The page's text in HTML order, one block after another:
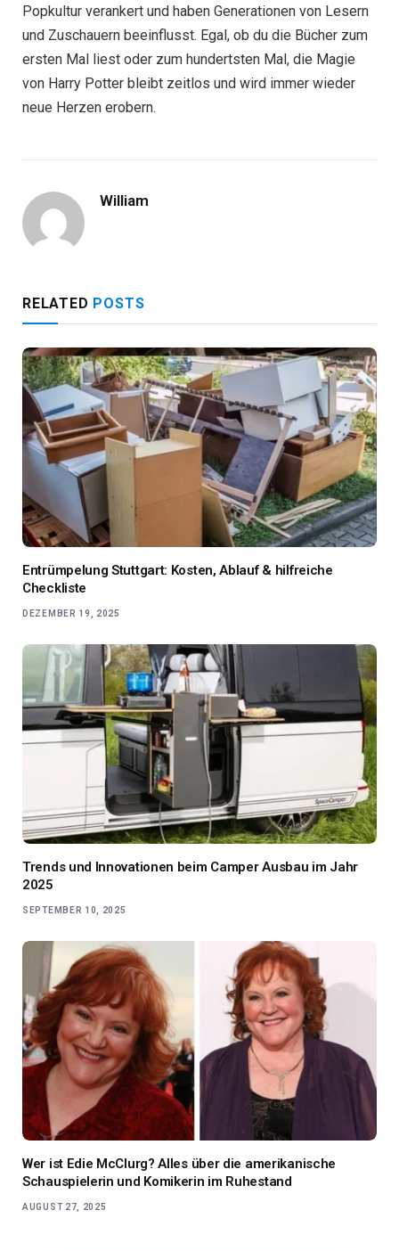
Popkultur verankert und haben Generationen von Lesern
und Zuschauern beeinflusst. Egal, ob du die Bücher zum
ersten Mal liest oder zum hundertsten Mal, die Magie
von Harry Potter bleibt zeitlos und wird immer wieder
neue Herzen erobern.
William
RELATED POSTS
Entrümpelung Stuttgart: Kosten, Ablauf & hilfreiche
Checkliste
DEZEMBER 19, 2025
Trends und Innovationen beim Camper Ausbau im Jahr
2025
SEPTEMBER 10, 2025
Wer ist Edie McClurg? Alles über die amerikanische
Schauspielerin und Komikerin im Ruhestand
AUGUST 27, 2025